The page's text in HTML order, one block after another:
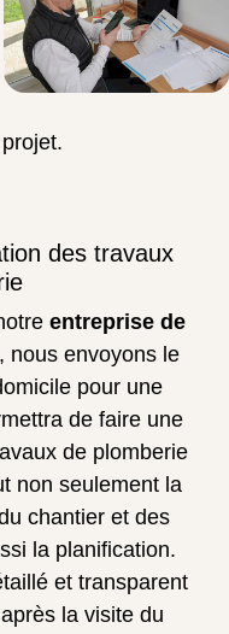
des travaux
entreprise de
nous envoyons le
pour une
de faire une
de plomberie
non seulement la
chantier et des
la planification.
et transparent
la visite du